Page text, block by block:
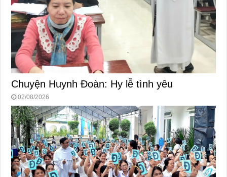
Chuyện Huynh Đoàn: Hy lễ tình yêu
02/08/2026